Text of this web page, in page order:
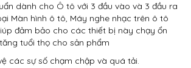
dành cho Ô tô với 3 đầu vào và 3 đầu ra
Màn hình ô tô, Máy nghe nhạc trên ô tô
đảm bảo cho các thiết bị này chạy ổn
tuổi thọ cho sản phẩm
các sự số chạm chập và quá tải.